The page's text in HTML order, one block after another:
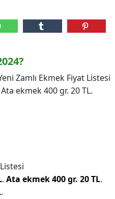
Zamlı Ekmek Fiyat Listesi
ekmek 400 gr. 20 TL.
. Ata ekmek 400 gr. 20 TL.
.